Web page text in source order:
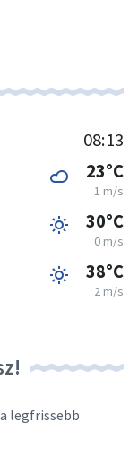
08:13
23°C
1 m/s
30°C
0 m/s
38°C
2 m/s
legfrissebb